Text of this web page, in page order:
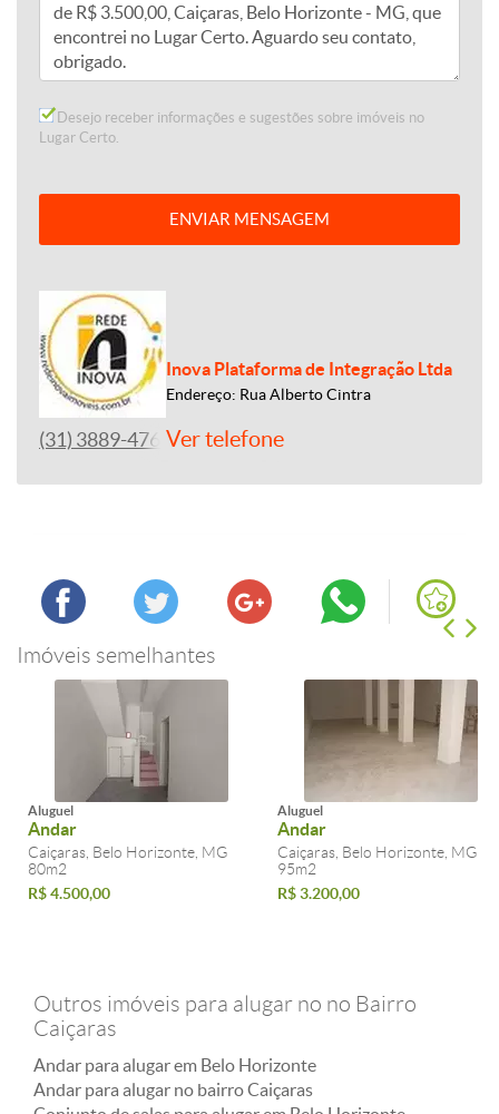
Desejo receber informações e sugestões sobre imóveis no
Lugar Certo.
ENVIAR MENSAGEM
Inova Plataforma de Integração Ltda
Endereço: Rua Alberto Cintra
(31) 3889-4765Ver telefone
Imóveis semelhantes
Aluguel
Andar
Caiçaras, Belo Horizonte, MG
80m2
R$ 4.500,00
Aluguel
Andar
Caiçaras, Belo Horizonte, MG
95m2
R$ 3.200,00
Outros imóveis para alugar no no Bairro
Caiçaras
Andar para alugar em Belo Horizonte
Andar para alugar no bairro Caiçaras